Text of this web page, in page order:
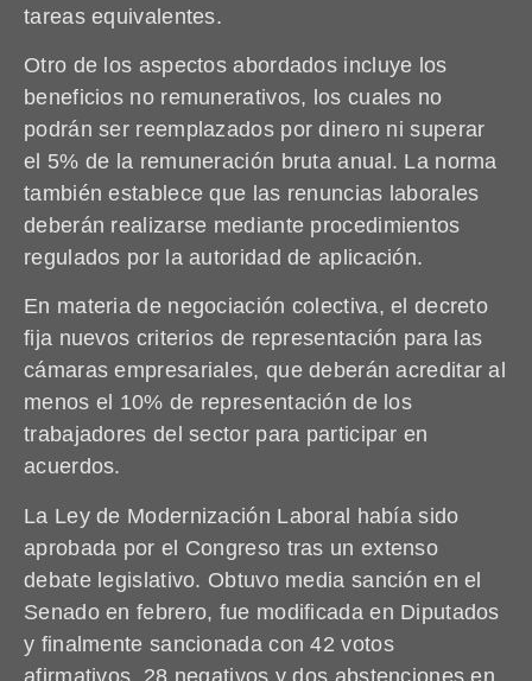
tareas equivalentes.
Otro de los aspectos abordados incluye los
beneficios no remunerativos, los cuales no
podrán ser reemplazados por dinero ni superar
el 5% de la remuneración bruta anual. La norma
también establece que las renuncias laborales
deberán realizarse mediante procedimientos
regulados por la autoridad de aplicación.
En materia de negociación colectiva, el decreto
fija nuevos criterios de representación para las
cámaras empresariales, que deberán acreditar al
menos el 10% de representación de los
trabajadores del sector para participar en
acuerdos.
La Ley de Modernización Laboral había sido
aprobada por el Congreso tras un extenso
debate legislativo. Obtuvo media sanción en el
Senado en febrero, fue modificada en Diputados
y finalmente sancionada con 42 votos
afirmativos, 28 negativos y dos abstenciones en